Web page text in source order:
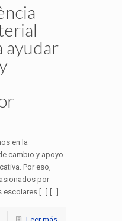
ayudar
en la
cambio y apoyo
Por eso,
por
[…] [...]